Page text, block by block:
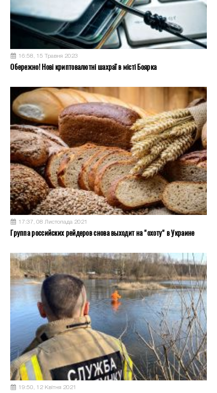
16:58, 15 Травня 2023
Обережно! Нові криптовалютні шахраї в місті Боярка
17:37, 08 Листопада 2021
Группа российских рейдеров снова выходит на "охоту" в Украине
19:50, 12 Квітня 2021